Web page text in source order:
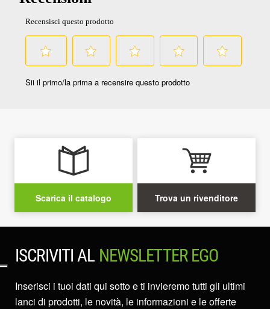
Scarica il catalogo Trova un rivenditore
ISCRIVITI AL NEWSLETTER EGO
Inserisci i tuoi dati qui sotto e ti invieremo tutti gli ultimi
lanci di prodotti, le novità, le informazioni e le offerte